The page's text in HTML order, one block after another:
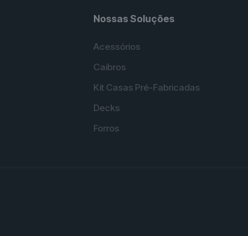
Nossas Soluções
Acessórios
Caibros
Kit Casas Pré-Fabricadas
Decks
Forros